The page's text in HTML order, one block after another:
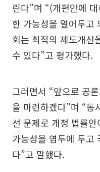
린다”며 “(개편안에
한 가능성을 열어두고
회는 최적의 제도개선
수 있다”고 평가했다.
그러면서 “앞으로 공
을 마련하겠다”며 “동
선 문제로 개정 법률
가능성을 염두에 두고
다”고 말했다.